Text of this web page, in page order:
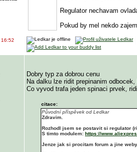
Regulator nechavam
Pokud by mel nekdo
16:52
Dobry typ za dobrou cenu
Na dalku lze ridit prepinanim
Co vyvod trafa jeden spinaci prvek,
citace:
Původní příspěvek od Ledkar
Zdravim.
Rozhodl jsem se postavit si regulator
S timto modulem: https://
Jenze jak si procitam forum a jine